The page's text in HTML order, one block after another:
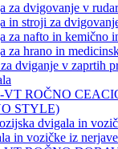
za dvigovanje v
in stroji za
za nafto in kemično
za hrano in
dviganje v zaprtih
VT ROČNO
STYLE)
dvigala in
in vozičke iz